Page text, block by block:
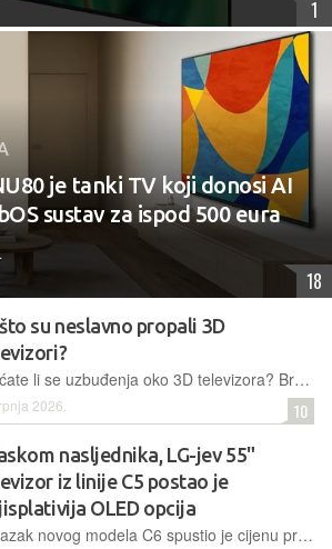
1
je tanki TV koji donosi AI
sustav za ispod 500 eura
18
su neslavno propali 3D
Sjećate li se uzbuđenja oko 3D televizora? Brzo je splasnulo zbog skupih naočala, nedostatka sadržaja i lošeg iskustva. Zašto je 4K tehnologija pobijedila i gdje danas možete gledati 3D filmove?
2026. 10
nasljednika, LG-jev 55"
iz linije C5 postao je
OLED opcija
Dolazak novog modela C6 spustio je cijenu prošlogodišnjeg C5 na razinu koja ga čini jednom od najpametnijih kupnji u svijetu OLED-a. Ne gubi se gotovo ništa, a dobiva se jako, jako mnogo…